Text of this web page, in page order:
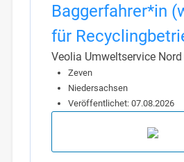
Baggerfahrer*in
für
Veolia Umweltservice Nord
Zeven
Niedersachsen
Veröffentlichet: 07.08.2026